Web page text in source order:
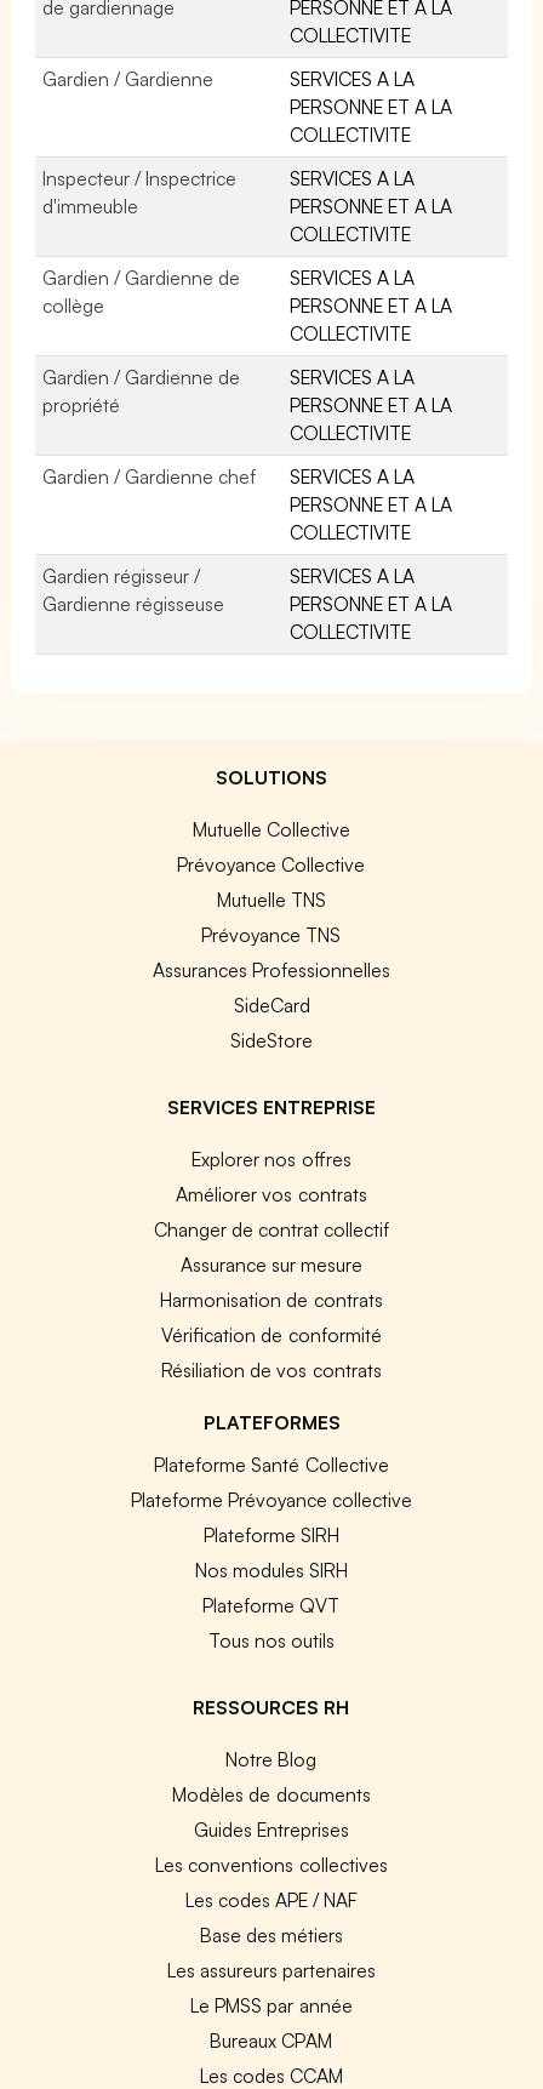
de gardiennage
PERSONNE ET A LA
COLLECTIVITE
Gardien / Gardienne
SERVICES A LA
PERSONNE ET A LA
COLLECTIVITE
Inspecteur / Inspectrice
d'immeuble
SERVICES A LA
PERSONNE ET A LA
COLLECTIVITE
Gardien / Gardienne de
collège
SERVICES A LA
PERSONNE ET A LA
COLLECTIVITE
Gardien / Gardienne de
propriété
SERVICES A LA
PERSONNE ET A LA
COLLECTIVITE
Gardien / Gardienne chef
SERVICES A LA
PERSONNE ET A LA
COLLECTIVITE
Gardien régisseur /
Gardienne régisseuse
SERVICES A LA
PERSONNE ET A LA
COLLECTIVITE
SOLUTIONS
Mutuelle Collective
Prévoyance Collective
Mutuelle TNS
Prévoyance TNS
Assurances Professionnelles
SideCard
SideStore
SERVICES ENTREPRISE
Explorer nos offres
Améliorer vos contrats
Changer de contrat collectif
Assurance sur mesure
Harmonisation de contrats
Vérification de conformité
Résiliation de vos contrats
PLATEFORMES
Plateforme Santé Collective
Plateforme Prévoyance collective
Plateforme SIRH
Nos modules SIRH
Plateforme QVT
Tous nos outils
RESSOURCES RH
Notre Blog
Modèles de documents
Guides Entreprises
Les conventions collectives
Les codes APE / NAF
Base des métiers
Les assureurs partenaires
Le PMSS par année
Bureaux CPAM
Les codes CCAM